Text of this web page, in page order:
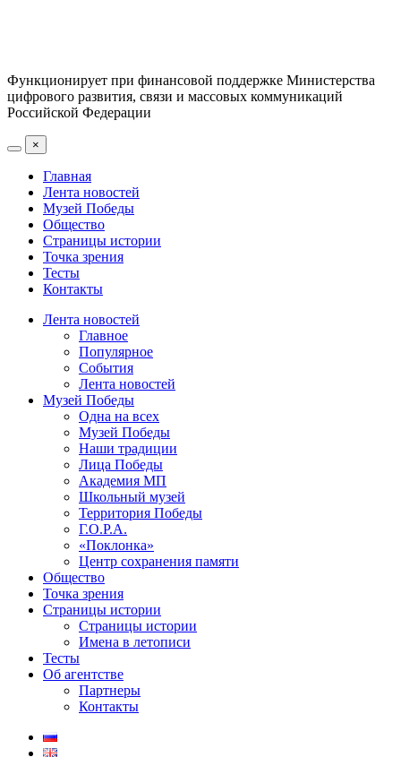
Функционирует при финансовой поддержке Министерства
цифрового развития, связи и массовых коммуникаций
Российской Федерации
×
Главная
Лента новостей
Музей Победы
Общество
Страницы истории
Точка зрения
Тесты
Контакты
Лента новостей
Главное
Популярное
События
Лента новостей
Музей Победы
Одна на всех
Музей Победы
Наши традиции
Лица Победы
Академия МП
Школьный музей
Территория Победы
Г.О.Р.А.
«Поклонка»
Центр сохранения памяти
Общество
Точка зрения
Страницы истории
Страницы истории
Имена в летописи
Тесты
Об агентстве
Партнеры
Контакты